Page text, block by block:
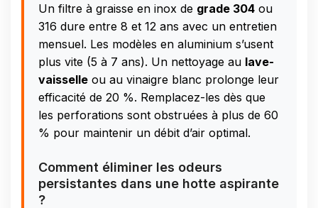
Un filtre à graisse en inox de grade 304 ou
316 dure entre 8 et 12 ans avec un entretien
mensuel. Les modèles en aluminium s’usent
plus vite (5 à 7 ans). Un nettoyage au lave-
vaisselle ou au vinaigre blanc prolonge leur
efficacité de 20 %. Remplacez-les dès que
les perforations sont obstruées à plus de 60
% pour maintenir un débit d’air optimal.
Comment éliminer les odeurs
persistantes dans une hotte aspirante
?